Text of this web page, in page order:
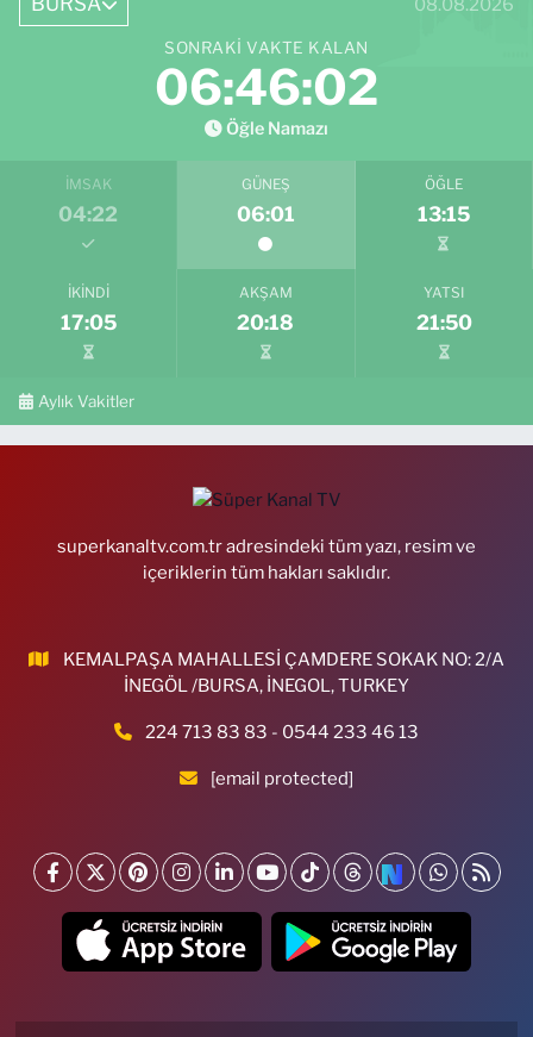
08.08.2026
SONRAKI VAKTE KALAN
06:46:01
Öğle Namazı
İMSAK
04:22
GÜNEŞ
06:01
ÖĞLE
13:15
İKINDI
17:05
AKŞAM
20:18
YATSI
21:50
Aylık Vakitler
superkanaltv.com.tr adresindeki tüm yazı, resim ve
içeriklerin tüm hakları saklıdır.
KEMALPAŞA MAHALLESİ ÇAMDERE SOKAK NO: 2/A
İNEGÖL /BURSA, İNEGOL, TURKEY
224 713 83 83 - 0544 233 46 13
[email protected]